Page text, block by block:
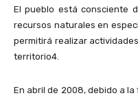
El pueblo está consciente
recursos naturales en
permitirá realizar
territorio4.
En abril de 2008, debido a